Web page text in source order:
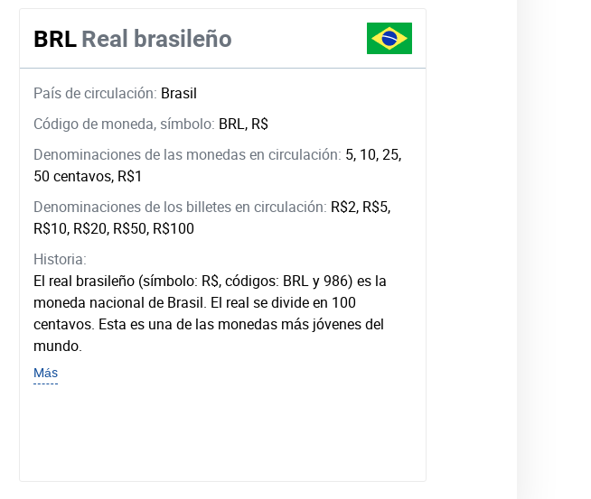
BRL Real brasileño
País de circulación: Brasil
Código de moneda, símbolo: BRL, R$
Denominaciones de las monedas en circulación: 5, 10, 25,
50 centavos, R$1
Denominaciones de los billetes en circulación: R$2, R$5,
R$10, R$20, R$50, R$100
Historia:
El real brasileño (símbolo: R$, códigos: BRL y 986) es la
moneda nacional de Brasil. El real se divide en 100
centavos. Esta es una de las monedas más jóvenes del
mundo.
Más